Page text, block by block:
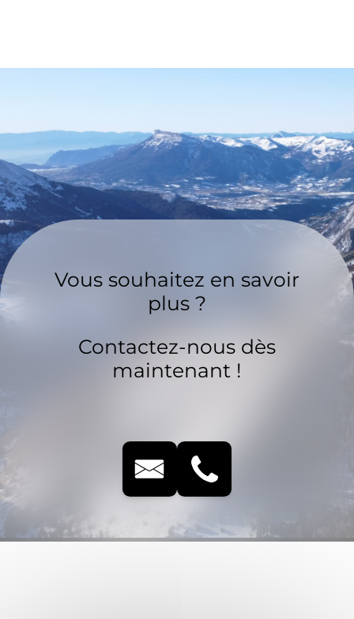
Vous souhaitez en savoir
plus ?
Contactez-nous dès
maintenant !